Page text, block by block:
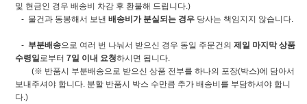
및 현금인 경우 배송비 차감 후 환불해 드립니다.)
- 물건과 동봉해서 보낸 배송비가 분실되는 경우 당사는 책임지지 않습니다.
- 부분배송으로 여러 번 나눠서 받으신 경우 동일 주문건의 제일 마지막 상품
수령일 로부터 7일 이내 요청하시면 됩니다.
(※ 반품시 부분배송으로 받으신 상품 전부를 하나의 포장(박스)에 담아서
보내주셔야 합니다. 분할 반품시 박스 수만큼 추가 배송비를 부담하셔야 합니
다.)